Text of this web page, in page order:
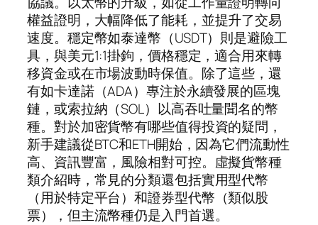
權益證明，大幅降低了能耗，並提升了交易
速度。穩定幣如泰達幣（USDT）則是避險工
具，與美元1:1掛鉤，價格穩定，適合用來轉
移資金或在市場波動時保值。除了這些，還
有如卡達諾（ADA）專注於永續發展的區塊
鏈，或索拉納（SOL）以高吞吐量聞名的幣
種。對於加密貨幣有哪些值得投資的疑問，
新手建議從BTC和ETH開始，因為它們流動性
高、資訊豐富，風險相對可控。虛擬貨幣種
類介紹時，常見的分類還包括實用型代幣
（用於特定平台）和證券型代幣（類似股
票），但主流幣種仍是入門首選。